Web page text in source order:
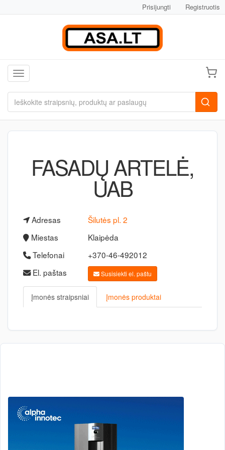
Prisijungti Registruotis
Toggle navigation
FASADŲ ARTELĖ,
UAB
Adresas
Šilutės pl. 2
Miestas
Klaipėda
Telefonai
+370-46-492012
El. paštas
Susisiekti el. paštu
Įmonės straipsniai Įmonės produktai